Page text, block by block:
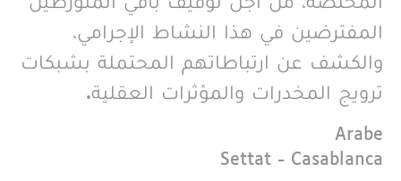
المفترضين في هذا النشاط الإجرامي،
والكشف عن ارتباطاتهم المحتملة بشبكات
ترويج المخدرات والمؤثرات العقلية.
Langue
Arabe
Région
Settat - Casablanca